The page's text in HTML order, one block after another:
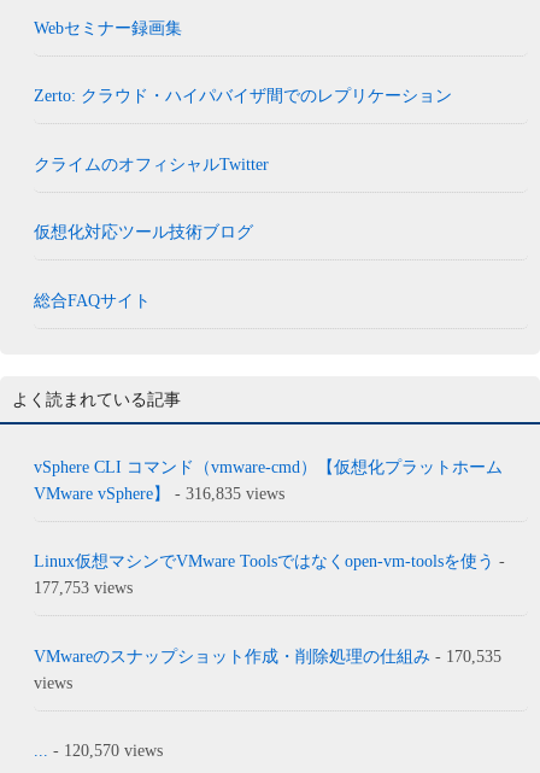
Webセミナー録画集
Zerto: クラウド・ハイパバイザ間でのレプリケーション
クライムのオフィシャルTwitter
仮想化対応ツール技術ブログ
総合FAQサイト
よく読まれている記事
vSphere CLI コマンド（vmware-cmd）【仮想化プラットホーム
VMware vSphere】
- 316,835 views
Linux仮想マシンでVMware Toolsではなくopen-vm-toolsを使う -
177,753 views
VMwareのスナップショット作成・削除処理の仕組み - 170,535
views
... - 120,570 views